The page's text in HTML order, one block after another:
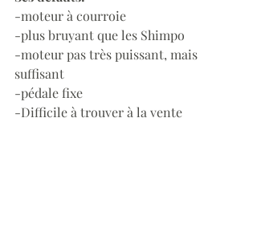
-moteur à courroie
-plus bruyant que les Shimpo
-moteur pas très puissant, mais
suffisant
-pédale fixe
-Difficile à trouver à la vente